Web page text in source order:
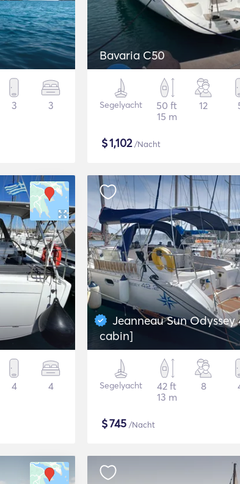
3 3
Bavaria C50
Segelyacht
50 ft
15 m
12
$1,102/Nacht
4 4
Jeanneau Sun Odyssey
cabin]
Segelyacht
42 ft
13 m
8
$745 /Nacht